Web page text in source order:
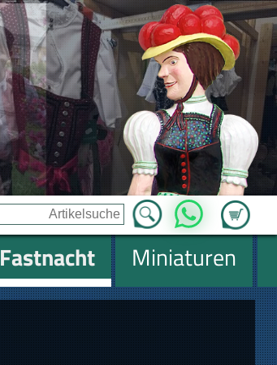
Zum
WhatsApp
Fastnacht
Miniaturen